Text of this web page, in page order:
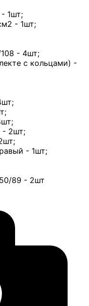
1шт;
- 1шт;
- 4шт;
с кольцами) -
- 2шт;
- 1шт;
89 - 2шт